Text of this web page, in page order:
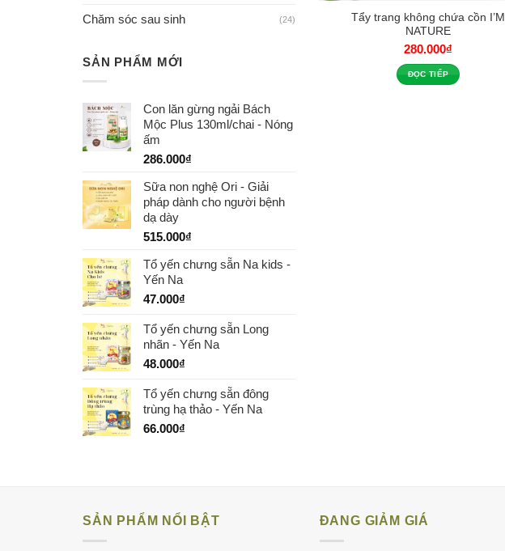
Chăm sóc sau sinh (24)
SẢN PHẨM MỚI
Con lăn gừng ngải Bách
Mộc Plus 130ml/chai - Nóng
ấm
286.000₫
Sữa non nghệ Ori - Giải
pháp dành cho người bệnh
dạ dày
515.000₫
Tổ yến chưng sẵn Na kids -
Yến Na
47.000₫
Tổ yến chưng sẵn Long
nhãn - Yến Na
48.000₫
Tổ yến chưng sẵn đông
trùng hạ thảo - Yến Na
66.000₫
Tẩy trang không chứa cồn I’M
NATURE
280.000₫
ĐỌC TIẾP
SẢN PHẨM NỔI BẬT ĐANG GIẢM GIÁ